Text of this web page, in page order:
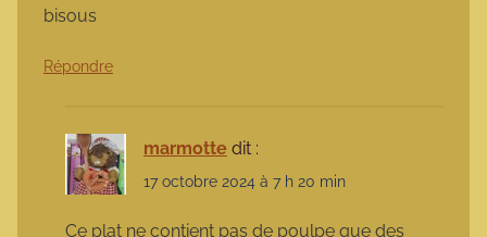
bisous
Répondre
marmotte dit :
17 octobre 2024 à 7 h 20 min
Ce plat ne contient pas de poulpe que des